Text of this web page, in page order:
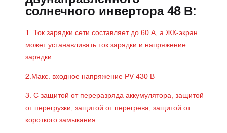
солнечного инвертора 48 В:
1. Ток зарядки сети составляет до 60 А, а ЖК-экран
может устанавливать ток зарядки и напряжение
зарядки.
2.Макс. входное напряжение PV 430 В
3. С защитой от переразряда аккумулятора, защитой
от перегрузки, защитой от перегрева, защитой от
короткого замыкания